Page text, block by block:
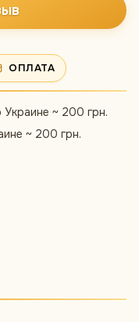
ОПЛАТА
~ 200 грн.
~ 200 грн.